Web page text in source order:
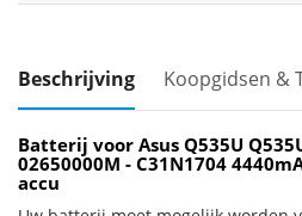
Beschrijving Koopgidsen &
Batterij voor Asus Q535U
02650000M - C31N1704
accu